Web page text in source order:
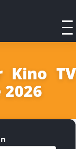
Kino TV